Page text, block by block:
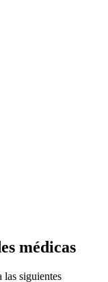
médicas
siguientes